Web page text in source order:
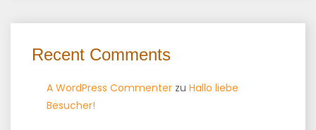
Recent Comments
A WordPress Commenter zu Hallo liebe
Besucher!